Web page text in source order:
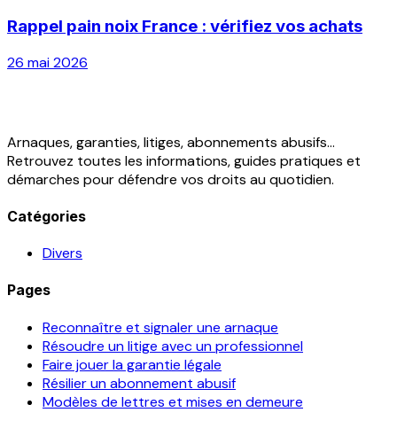
Rappel pain noix France : vérifiez vos achats
26 mai 2026
Arnaques, garanties, litiges, abonnements abusifs...
Retrouvez toutes les informations, guides pratiques et
démarches pour défendre vos droits au quotidien.
Catégories
Divers
Pages
Reconnaître et signaler une arnaque
Résoudre un litige avec un professionnel
Faire jouer la garantie légale
Résilier un abonnement abusif
Modèles de lettres et mises en demeure